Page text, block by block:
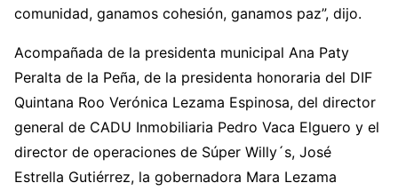
comunidad, ganamos cohesión, ganamos paz”, dijo.
Acompañada de la presidenta municipal Ana Paty
Peralta de la Peña, de la presidenta honoraria del DIF
Quintana Roo Verónica Lezama Espinosa, del director
general de CADU Inmobiliaria Pedro Vaca Elguero y el
director de operaciones de Súper Willy´s, José
Estrella Gutiérrez, la gobernadora Mara Lezama